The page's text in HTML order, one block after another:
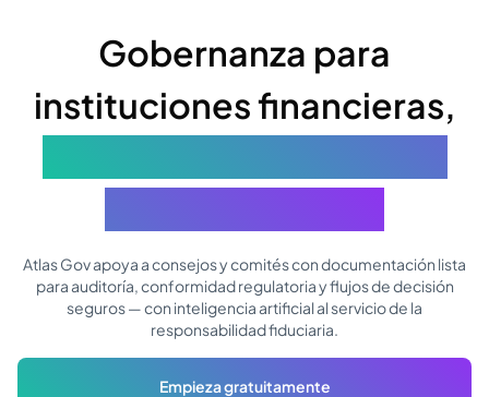
Gobernanza para
instituciones financieras,
Atlas Gov apoya a consejos y comités con documentación lista
para auditoría, conformidad regulatoria y flujos de decisión
seguros — con inteligencia artificial al servicio de la
responsabilidad fiduciaria.
Empieza gratuitamente